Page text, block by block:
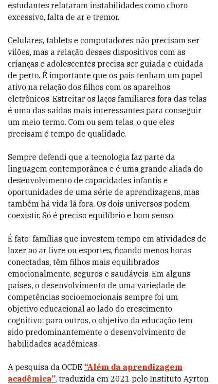
estudantes relataram instabilidades como choro
excessivo, falta de ar e tremor.
Celulares, tablets e computadores não precisam ser
vilões, mas a relação desses dispositivos com as
crianças e adolescentes precisa ser guiada e cuidada
de perto. É importante que os pais tenham um papel
ativo na relação dos filhos com os aparelhos
eletrônicos. Estreitar os laços familiares fora das telas
é uma das saídas mais interessantes para conseguir
um meio termo. Com ou sem telas, o que eles
precisam é tempo de qualidade.
Sempre defendi que a tecnologia faz parte da
linguagem contemporânea e é uma grande aliada do
desenvolvimento de capacidades infantis e
oportunidades de uma série de aprendizagens, mas
também há vida lá fora. Os dois universos podem
coexistir. Só é preciso equilíbrio e bom senso.
É fato: famílias que investem tempo em atividades de
lazer ao ar livre ou esportes, ficando menos horas
conectadas, têm filhos mais equilibrados
emocionalmente, seguros e saudáveis. Em alguns
países, o desenvolvimento de uma variedade de
competências socioemocionais sempre foi um
objetivo educacional ao lado do crescimento
cognitivo; para outros, o objetivo da educação tem
sido predominantemente o desenvolvimento de
habilidades acadêmicas.
A pesquisa da OCDE “Além da aprendizagem
acadêmica”, traduzida em 2021 pelo Instituto Ayrton